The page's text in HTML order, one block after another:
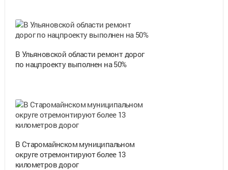
В Ульяновской области ремонт дорог
по нацпроекту выполнен на 50%
В Старомайнском муниципальном
округе отремонтируют более 13
километров дорог